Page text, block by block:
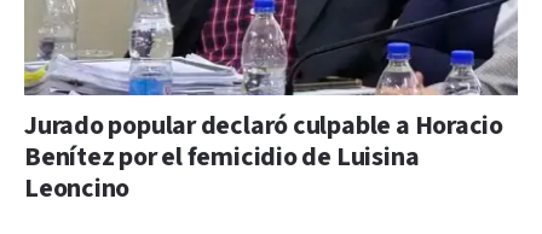
Jurado popular declaró culpable a Horacio
Benítez por el femicidio de Luisina
Leoncino